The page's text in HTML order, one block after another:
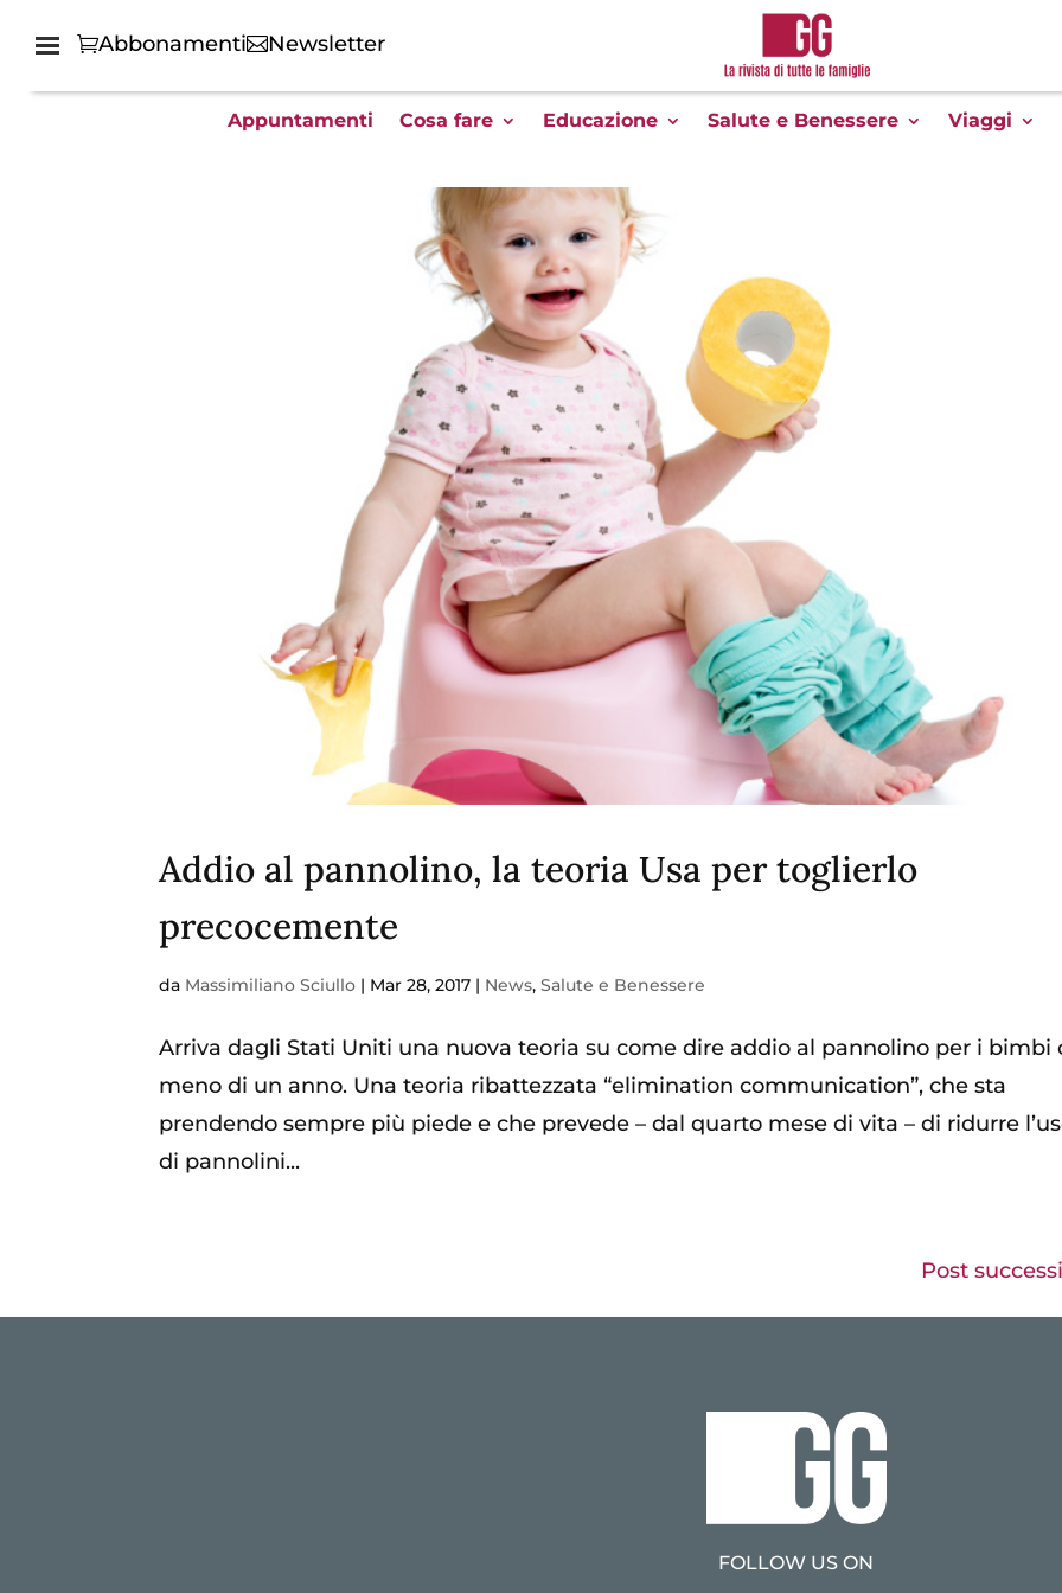
Abbonamenti Newsletter
Appuntamenti Cosa fare Educazione Salute e Benessere Viaggi
Addio al pannolino, la teoria Usa per toglierlo
precocemente
da Massimiliano Sciullo | Mar 28, 2017 | News,Salute e Benessere
Arriva dagli Stati Uniti una nuova teoria su come dire addio al pannolino per i bimbi
meno di un anno. Una teoria ribattezzata “elimination communication”, che sta
prendendo sempre più piede e che prevede – dal quarto mese di vita – di ridurre
di pannolini...
Post
FOLLOW US ON